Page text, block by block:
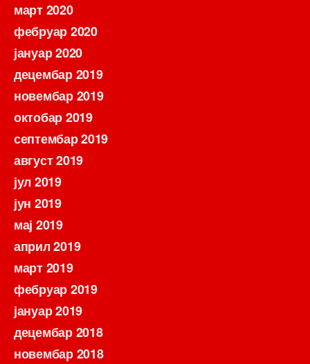
март 2020
фебруар 2020
јануар 2020
децембар 2019
новембар 2019
октобар 2019
септембар 2019
август 2019
јул 2019
јун 2019
мај 2019
април 2019
март 2019
фебруар 2019
јануар 2019
децембар 2018
новембар 2018